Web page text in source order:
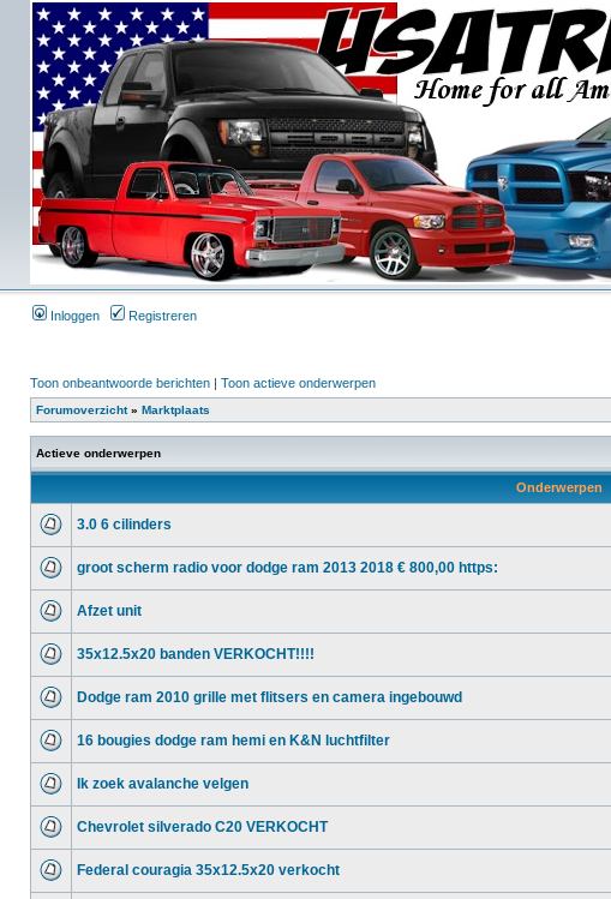
Inloggen Registreren
Toon onbeantwoorde berichten | Toon actieve onderwerpen
Forumoverzicht» Marktplaats
Actieve onderwerpen
Onderwerpen
3.0 6 cilinders
groot scherm radio voor dodge ram 2013 2018 € 800,00 https:
Afzet unit
35x12.5x20 banden VERKOCHT!!!!
Dodge ram 2010 grille met flitsers en camera ingebouwd
16 bougies dodge ram hemi en K&N luchtfilter
Ik zoek avalanche velgen
Chevrolet silverado C20 VERKOCHT
Federal couragia 35x12.5x20 verkocht